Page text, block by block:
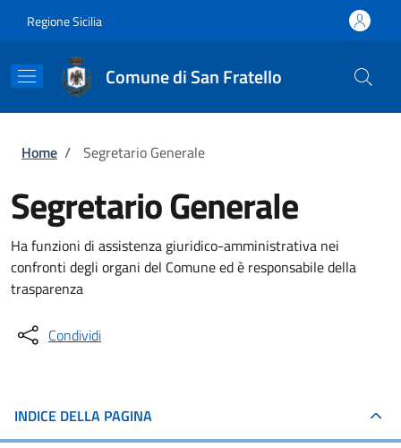
Regione Sicilia
Comune di San Fratello
Briciole di pane
Home / Segretario Generale
Segretario Generale
Ha funzioni di assistenza giuridico-amministrativa nei
confronti degli organi del Comune ed è responsabile della
trasparenza
Condividi
INDICE DELLA PAGINA